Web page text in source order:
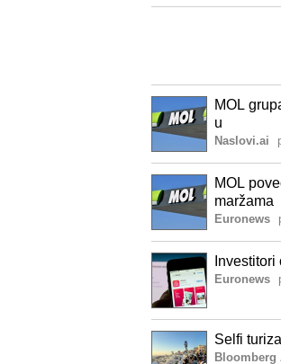
MOL
u
Naslovi.ai
MOL
maržama
Euronews
Euronews
Selfi
Bloomberg